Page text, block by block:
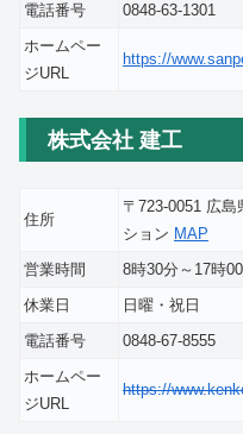
電話番号
0848-63-1301
ホームペー
ジURL
https://
株式会社 建工
住所
〒723-0051 広島
ション MAP
営業時間
8時30分～17時
休業日
日曜・祝日
電話番号
0848-67-8555
ホームペー
ジURL
https://